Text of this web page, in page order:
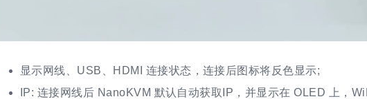
显示网线、USB、HDMI 连接状态，连接后图标将反色显示;
IP: 连接网线后 NanoKVM 默认自动获取IP，并显示在 OLED 上，